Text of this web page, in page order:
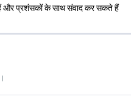
और प्रशंसकों के साथ संवाद कर सकते हैं